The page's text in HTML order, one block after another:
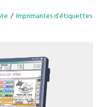
d'emballage.
Imprimantes d'étiquettes